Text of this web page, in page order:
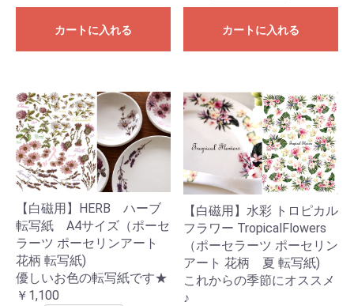
カートに入れる カートに入れる
【白磁用】HERB ハーブ
転写紙 A4サイズ（ポーセ
ラーツ ポーセリンアート
花柄 転写紙)
優しいお色の転写紙です★
￥1,100
【白磁用】水彩 トロピカル
フラワー TropicalFlowers
（ポーセラーツ ポーセリン
アート 花柄 夏 転写紙)
これからの季節にオススメ
♪